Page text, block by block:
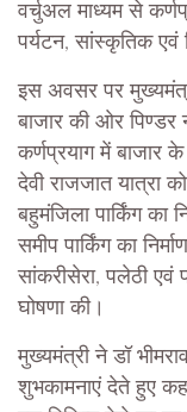
वर्चुअल माध्यम से
पर्यटन, सांस्कृतिक एवं
इस अवसर पर
बाजार की ओर पिण्डर
कर्णप्रयाग में बाजार के
देवी राजजात
बहुमंजिला पार्किंग का
समीप पार्किंग का
सांकरीसेरा, पलेठी एवं
घोषणा की।
मुख्यमंत्री ने डॉ
शुभकामनाएं देते हुए